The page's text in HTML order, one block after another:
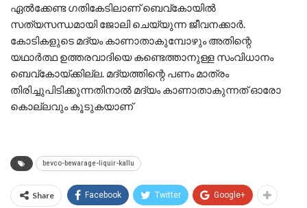
ഏല്‍ക്കേണ്ട ഗതികേടിലാണ് ബെവ്‌കോയില്‍
സത്യസന്ധമായി ജോലി ചെയ്യുന്ന ജീവനക്കാര്‍.
കോടികളുടെ മദ്യം കാണാതാകുമ്പോഴും അതിന്റെ
യഥാര്‍ത്ഥ ഉത്തരവാദിയെ കണ്ടെത്താനുള്ള സംവിധാനം
ബെവ്‌കോയ്ക്കില്ല. മദ്യത്തിന്റെ പണം മാത്രം
തിരിച്ചുപിടിക്കുന്നതിനാല്‍ മദ്യം കാണാതാകുന്നത് ഓരോ
കൊല്ലവും കൂടുകയാണ്
bevco-bewarage-liquir-kallu
Share Facebook Twitter Google+